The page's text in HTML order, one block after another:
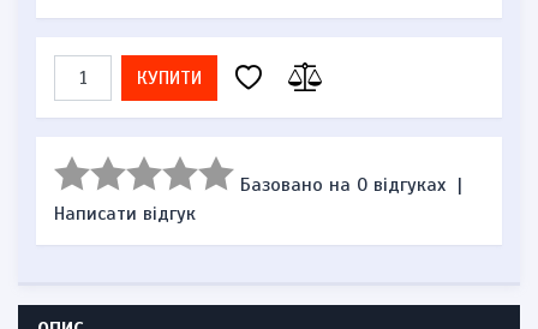
КУПИТИ
Базовано на 0 відгуках |
Написати відгук